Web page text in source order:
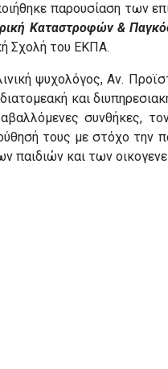
παρουσίαση των
Καταστροφών &
Σχολή του ΕΚΠΑ.
ψυχολόγος, Αν.
και
συνθήκες,
τους με στόχο την
παιδιών και των